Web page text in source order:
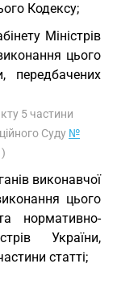
Кодексу;
Міністрів
цього
передбачених
5 частини
Суду №
)
виконавчої
цього
нормативно-
України,
статті;